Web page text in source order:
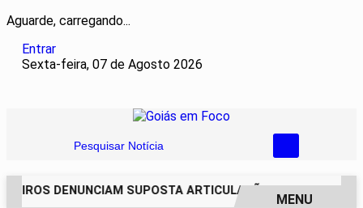
Aguarde, carregando...
Entrar
Sexta-feira, 07 de Agosto 2026
Pesquisar Notícia
DENUNCIAM SUPOSTA ARTICULAÇÃO PARA
MENU